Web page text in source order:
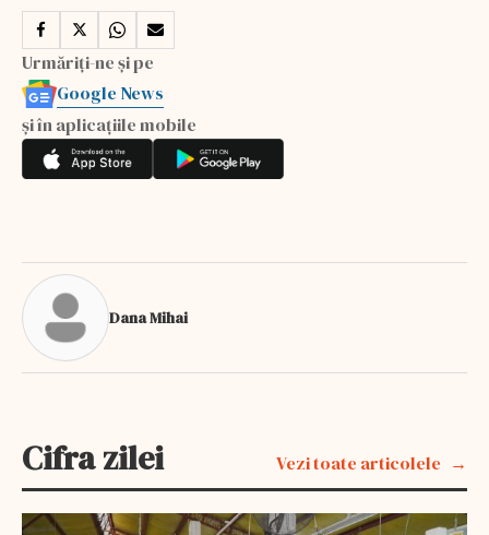
Urmăriți-ne și pe
Google News
și în aplicațiile mobile
Dana Mihai
Cifra zilei Vezi toate articolele